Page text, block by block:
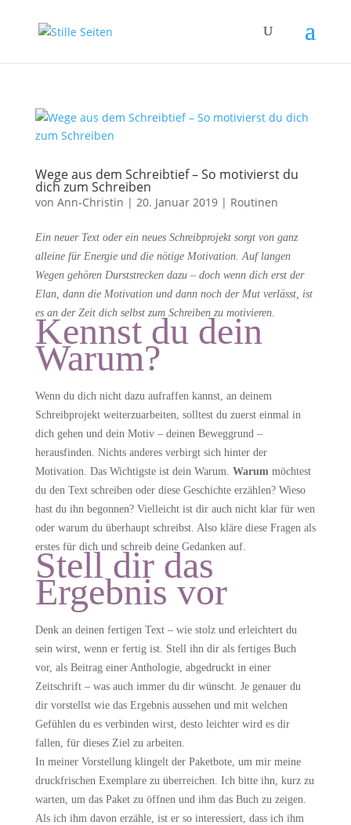
Wege aus dem Schreibtief – So motivierst du
dich zum Schreiben
von Ann-Christin | 20. Januar 2019| Routinen
Ein neuer Text oder ein neues Schreibprojekt sorgt von ganz
alleine für Energie und die nötige Motivation. Auf langen
Wegen gehören Durststrecken dazu – doch wenn dich erst der
Elan, dann die Motivation und dann noch der Mut verlässt, ist
es an der Zeit dich selbst zum Schreiben zu motivieren.
Kennst du dein
Warum?
Wenn du dich nicht dazu aufraffen kannst, an deinem
Schreibprojekt weiterzuarbeiten, solltest du zuerst einmal in
dich gehen und dein Motiv – deinen Beweggrund –
herausfinden. Nichts anderes verbirgt sich hinter der
Motivation. Das Wichtigste ist dein Warum. Warummöchtest
du den Text schreiben oder diese Geschichte erzählen? Wieso
hast du ihn begonnen? Vielleicht ist dir auch nicht klar für wen
oder warum du überhaupt schreibst. Also kläre diese Fragen als
erstes für dich und schreib deine Gedanken auf.
Stell dir das
Ergebnis vor
Denk an deinen fertigen Text – wie stolz und erleichtert du
sein wirst, wenn er fertig ist. Stell ihn dir als fertiges Buch
vor, als Beitrag einer Anthologie, abgedruckt in einer
Zeitschrift – was auch immer du dir wünscht. Je genauer du
dir vorstellst wie das Ergebnis aussehen und mit welchen
Gefühlen du es verbinden wirst, desto leichter wird es dir
fallen, für dieses Ziel zu arbeiten.
In meiner Vorstellung klingelt der Paketbote, um mir meine
druckfrischen Exemplare zu überreichen. Ich bitte ihn, kurz zu
warten, um das Paket zu öffnen und ihm das Buch zu zeigen.
Als ich ihm davon erzähle, ist er so interessiert, dass ich ihm